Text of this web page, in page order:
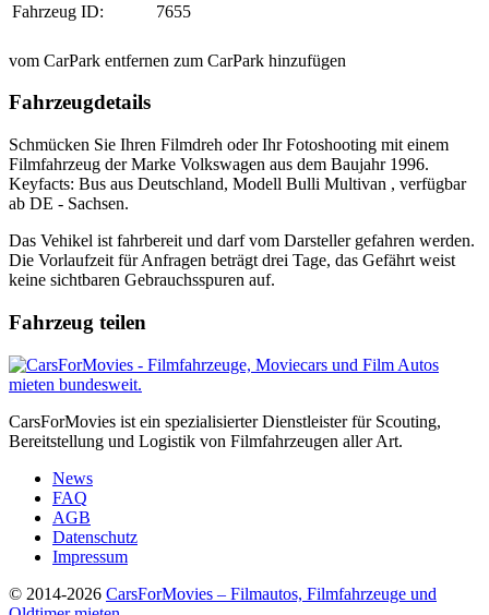
Fahrzeug ID:
7655
vom CarPark entfernen zum CarPark hinzufügen
Fahrzeugdetails
Schmücken Sie Ihren Filmdreh oder Ihr Fotoshooting mit einem
Filmfahrzeug der Marke Volkswagen aus dem Baujahr 1996.
Keyfacts: Bus aus Deutschland, Modell Bulli Multivan , verfügbar
ab DE - Sachsen.
Das Vehikel ist fahrbereit und darf vom Darsteller gefahren werden.
Die Vorlaufzeit für Anfragen beträgt drei Tage, das Gefährt weist
keine sichtbaren Gebrauchsspuren auf.
Fahrzeug teilen
CarsForMovies ist ein spezialisierter Dienstleister für Scouting,
Bereitstellung und Logistik von Filmfahrzeugen aller Art.
News
FAQ
AGB
Datenschutz
Impressum
© 2014-2026 CarsForMovies – Filmautos, Filmfahrzeuge und